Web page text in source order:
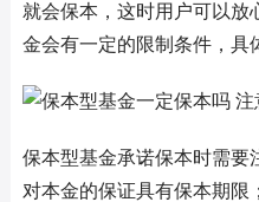
就会保本，这时用户可以放
金会有一定的限制条件，具
保本型基金承诺保本时需要
对本金的保证具有保本期限